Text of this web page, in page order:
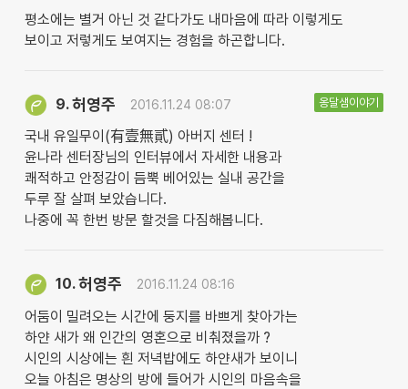
평소에는 별거 아닌 것 같다가도 내마음에 따라 이렇게도
보이고 저렇게도 보여지는 경험을 하곤합니다.
9.허영주 2016.11.24 08:07
국내 유일무이(有壹無貳) 아버지 센터 !
윤나라 센터장님의 인터뷰에서 자세한 내용과
쾌적하고 안정감이 듬뿍 베어있는 실내 공간을
두루 잘 살펴 보았습니다.
나중에 꼭 한번 방문 할것을 다짐해봅니다.
옹달샘이야기
10.허영주 2016.11.24 08:16
어둠이 밀려오는 시간에 둥지를 바쁘게 찾아가는
하얀 새가 왜 인간의 영혼으로 비춰졌을까 ?
시인의 시상에는 흰 저녁밥에도 하얀새가 보이니
오늘 아침은 명상의 방에 들어가 시인의 마음속을